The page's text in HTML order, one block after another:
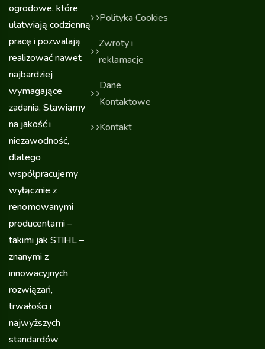
ogrodowe, które
ułatwiają codzienną
pracę i pozwalają
realizować nawet
najbardziej
wymagające
zadania. Stawiamy
na jakość i
niezawodność,
dlatego
współpracujemy
wyłącznie z
renomowanymi
producentami –
takimi jak STIHL –
znanymi z
innowacyjnych
rozwiązań,
trwałości i
najwyższych
standardów
Polityka Cookies
Zwroty i
reklamacje
Dane
Kontaktowe
Kontakt